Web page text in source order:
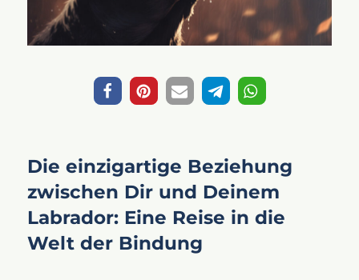
Die einzigartige Beziehung
zwischen Dir und Deinem
Labrador: Eine Reise in die
Welt der Bindung